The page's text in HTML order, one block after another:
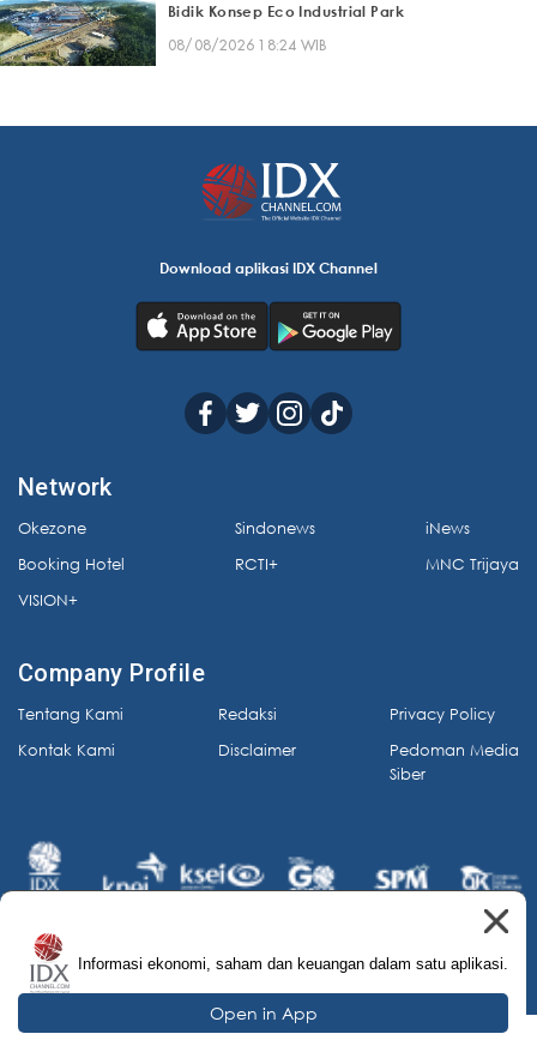
Bidik Konsep Eco Industrial Park
08/08/2026 18:24 WIB
Download aplikasi IDX Channel
Network
Okezone
Booking Hotel
VISION+
Sindonews
RCTI+
iNews
MNC Trijaya
Company Profile
Tentang Kami
Kontak Kami
Redaksi
Disclaimer
Privacy Policy
Pedoman Media
Siber
© 2026 IDX Channel. All Rights Reserved.
Informasi ekonomi, saham dan keuangan dalam satu aplikasi.
Open in App